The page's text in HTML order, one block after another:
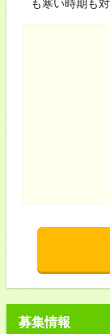
も寒い時期も
募集情報